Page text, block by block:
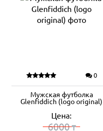
0
Мужская футболка
Glenfiddich (logo original)
Цена:
6000₸